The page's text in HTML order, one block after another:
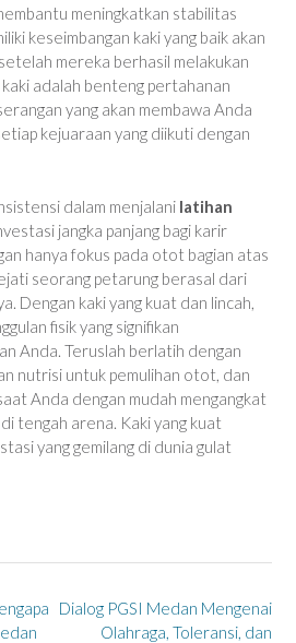
meningkatkan stabilitas
keseimbangan kaki yang baik akan
mereka berhasil melakukan
adalah benteng pertahanan
yang akan membawa Anda
kejuaraan yang diikuti dengan
dalam menjalani latihan
jangka panjang bagi karir
hanya fokus pada otot bagian atas
seorang petarung berasal dari
Dengan kaki yang kuat dan lincah,
fisik yang signifikan
Anda. Teruslah berlatih dengan
nutrisi untuk pemulihan otot, dan
Anda dengan mudah mengangkat
tengah arena. Kaki yang kuat
yang gemilang di dunia gulat
Dialog PGSI Medan Mengenai
Olahraga, Toleransi, dan